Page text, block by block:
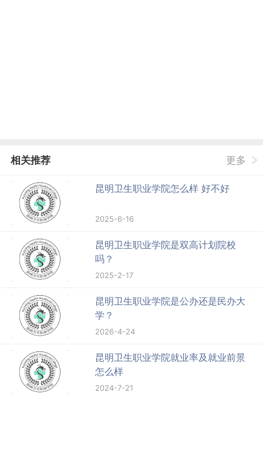
相关推荐 更多
昆明卫生职业学院怎么样 好不好
2025-6-16
昆明卫生职业学院是双高计划院校
吗？
2025-2-17
昆明卫生职业学院是公办还是民办大
学？
2026-4-24
昆明卫生职业学院就业率及就业前景
怎么样
2024-7-21